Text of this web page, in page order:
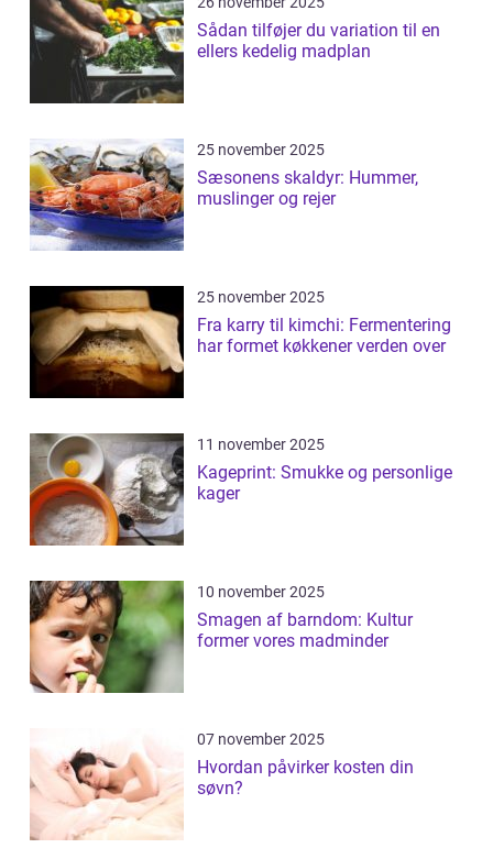
Sådan tilføjer du variation til en
ellers kedelig madplan
25 november 2025
Sæsonens skaldyr: Hummer,
muslinger og rejer
25 november 2025
Fra karry til kimchi: Fermentering
har formet køkkener verden over
11 november 2025
Kageprint: Smukke og personlige
kager
10 november 2025
Smagen af barndom: Kultur
former vores madminder
07 november 2025
Hvordan påvirker kosten din
søvn?